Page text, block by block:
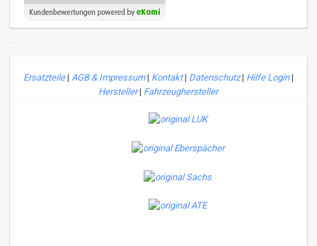
Ersatzteile| AGB & Impressum| Kontakt| Datenschutz| Hilfe Login|
Hersteller| Fahrzeughersteller